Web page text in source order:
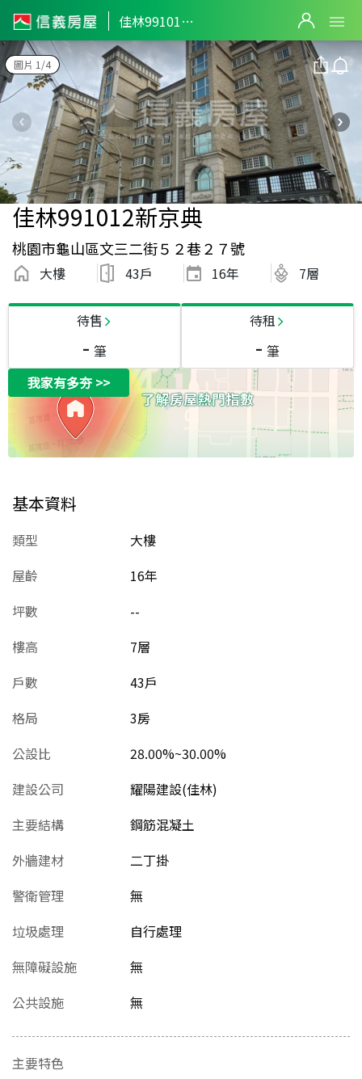
佳林991012新京典
圖片 1/4
佳林991012新京典
桃園市龜山區文三二街５２巷２７號
大樓 43戶 16年 7層
待售
- 筆
待租
- 筆
我家有多夯>>
基本資料
類型
大樓
屋齡
16年
坪數
--
樓高
7層
戶數
43戶
格局
3房
公設比
28.00%~30.00%
建設公司
耀陽建設(佳林)
主要結構
鋼筋混凝土
外牆建材
二丁掛
警衛管理
無
垃圾處理
自行處理
無障礙設施
無
公共設施
無
主要特色